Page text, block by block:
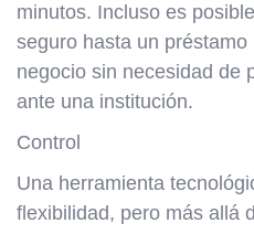
minutos. Incluso es
seguro hasta un
negocio sin necesidad de
ante una institución.
Control
Una herramienta
flexibilidad, pero más allá